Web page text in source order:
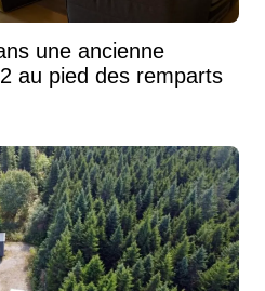
une ancienne
au pied des remparts